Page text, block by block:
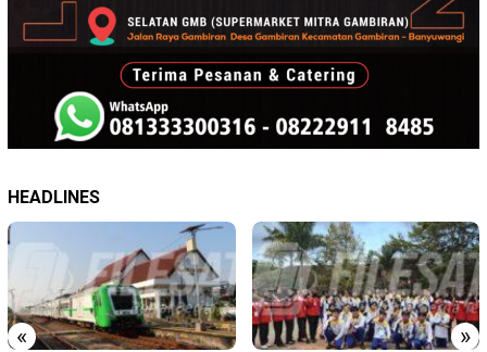
HEADLINES
« »